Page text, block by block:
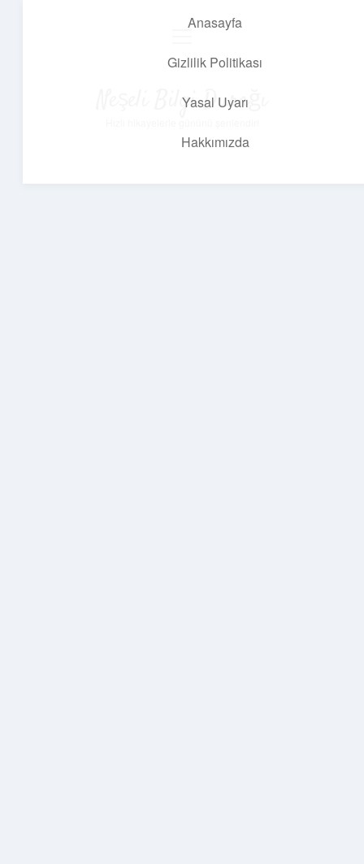
Anasayfa
Gizlilik Politikası
Yasal Uyarı
Hakkımızda
Neşeli Bilgi Durağı